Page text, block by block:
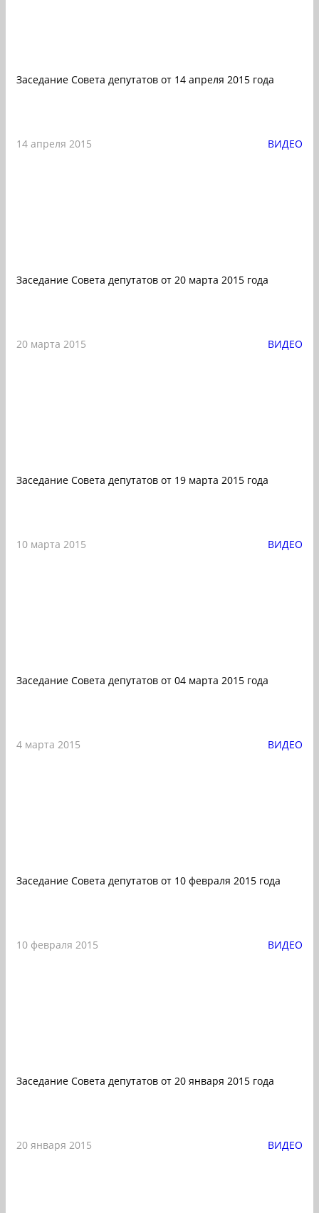
Заседание Совета депутатов от 14 апреля 2015 года
14 апреля 2015 ВИДЕО
Заседание Совета депутатов от 20 марта 2015 года
20 марта 2015 ВИДЕО
Заседание Совета депутатов от 19 марта 2015 года
10 марта 2015 ВИДЕО
Заседание Совета депутатов от 04 марта 2015 года
4 марта 2015 ВИДЕО
Заседание Совета депутатов от 10 февраля 2015 года
10 февраля 2015 ВИДЕО
Заседание Совета депутатов от 20 января 2015 года
20 января 2015 ВИДЕО